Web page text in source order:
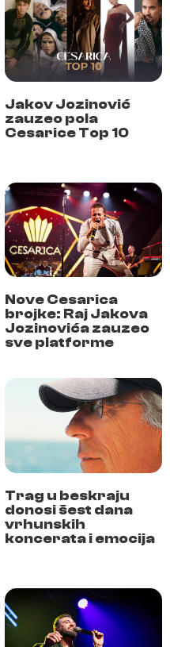
Jakov Jozinović
zauzeo pola
Cesarice Top 10
Nove Cesarica
brojke: Raj Jakova
Jozinovića zauzeo
sve platforme
Trag u beskraju
donosi šest dana
vrhunskih
koncerata i emocija